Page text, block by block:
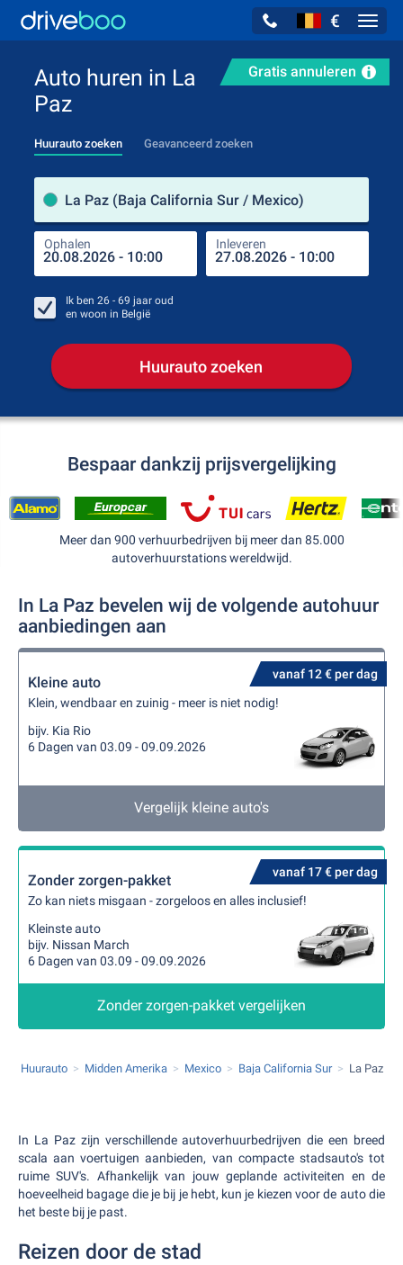
€
Gratis annuleren
Auto huren in La
Paz
Huurauto zoeken Geavanceerd zoeken
La Paz (Baja California Sur / Mexico)
Ophalen Inleveren
Ik ben 26 - 69 jaar oud
en woon in België
Huurauto zoeken
Bespaar dankzij prijsvergelijking
Meer dan 900 verhuurbedrijven bij meer dan 85.000
autoverhuurstations wereldwijd.
In La Paz bevelen wij de volgende autohuur
aanbiedingen aan
vanaf 12 € per dag
Kleine auto
Klein, wendbaar en zuinig - meer is niet nodig!
bijv. Kia Rio
6 Dagen van 03.09 - 09.09.2026
Vergelijk kleine auto's
vanaf 17 € per dag
Zonder zorgen-pakket
Zo kan niets misgaan - zorgeloos en alles inclusief!
Kleinste auto
bijv. Nissan March
6 Dagen van 03.09 - 09.09.2026
Zonder zorgen-pakket vergelijken
Huurauto Midden Amerika Mexico Baja California Sur La Paz
In La Paz zijn verschillende autoverhuurbedrijven die een breed
scala aan voertuigen aanbieden, van compacte stadsauto's tot
ruime SUV's. Afhankelijk van jouw geplande activiteiten en de
hoeveelheid bagage die je bij je hebt, kun je kiezen voor de auto die
het beste bij je past.
Reizen door de stad